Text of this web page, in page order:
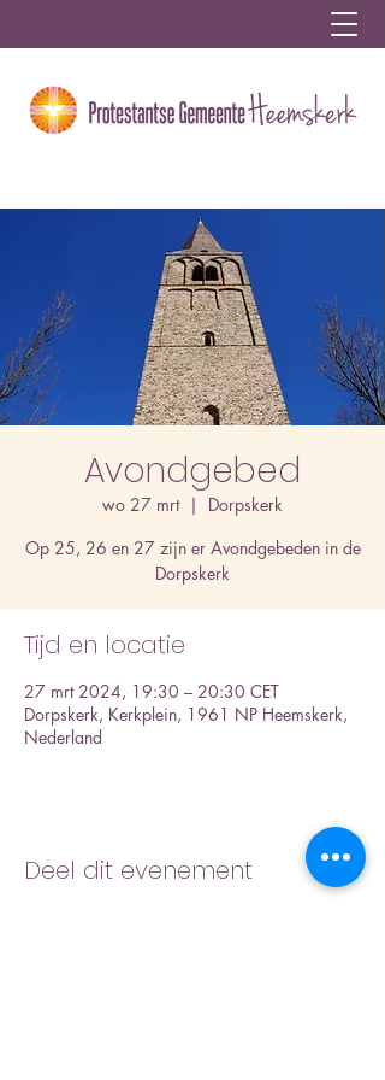
Avondgebed
wo 27 mrt
  |
Dorpskerk
Op 25, 26 en 27 zijn er Avondgebeden in de
Dorpskerk
Tijd en locatie
27 mrt 2024, 19:30 – 20:30 CET
Dorpskerk, Kerkplein, 1961 NP Heemskerk,
Nederland
Deel dit evenement